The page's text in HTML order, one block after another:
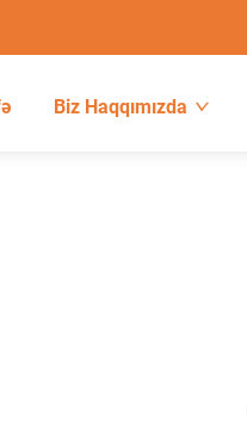
Biz Haqqımızda